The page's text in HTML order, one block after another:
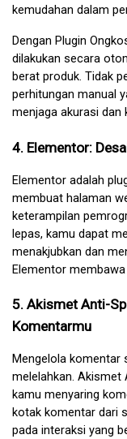
kemudahan dalam
Dengan Plugin
dilakukan secara
berat produk. Tidak
perhitungan manual
menjaga akurasi dan
4. Elementor:
Elementor adalah
membuat halaman
keterampilan
lepas, kamu dapat
menakjubkan dan
Elementor
5. Akismet Anti-
Komentarmu
Mengelola komentar
melelahkan. Akismet
kamu menyaring
kotak komentar dari
pada interaksi yang